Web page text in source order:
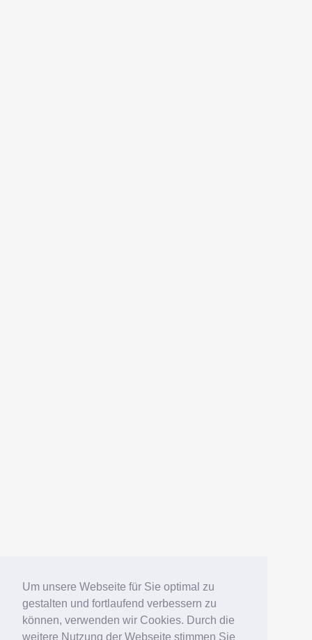
Um unsere Webseite für Sie optimal zu
gestalten und fortlaufend verbessern zu
können, verwenden wir Cookies. Durch die
weitere Nutzung der Webseite stimmen Sie